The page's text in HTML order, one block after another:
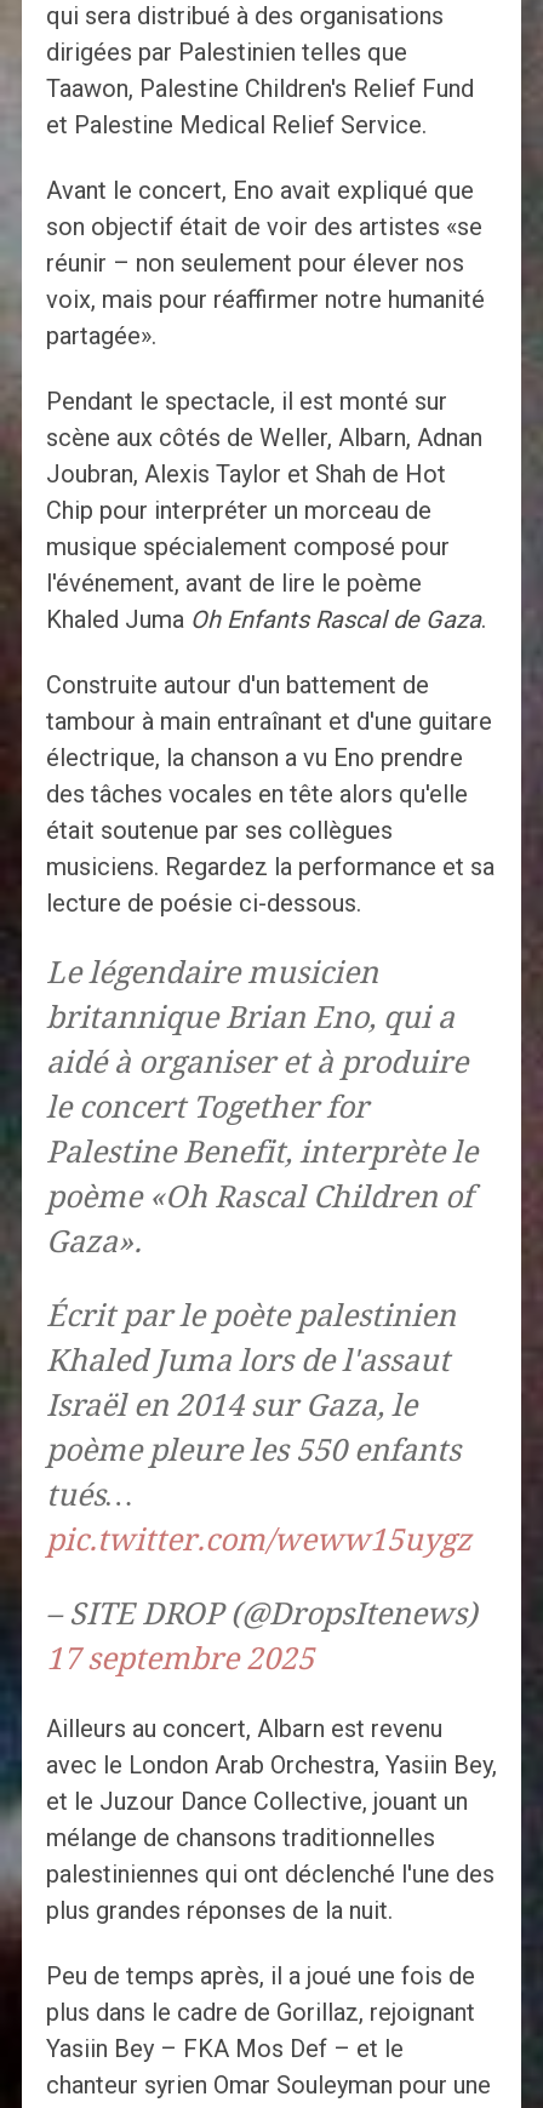
qui sera distribué à des organisations
dirigées par Palestinien telles que
Taawon, Palestine Children's Relief Fund
et Palestine Medical Relief Service.
Avant le concert, Eno avait expliqué que
son objectif était de voir des artistes «se
réunir – non seulement pour élever nos
voix, mais pour réaffirmer notre humanité
partagée».
Pendant le spectacle, il est monté sur
scène aux côtés de Weller, Albarn, Adnan
Joubran, Alexis Taylor et Shah de Hot
Chip pour interpréter un morceau de
musique spécialement composé pour
l'événement, avant de lire le poème
Khaled Juma Oh Enfants Rascal de Gaza.
Construite autour d'un battement de
tambour à main entraînant et d'une guitare
électrique, la chanson a vu Eno prendre
des tâches vocales en tête alors qu'elle
était soutenue par ses collègues
musiciens. Regardez la performance et sa
lecture de poésie ci-dessous.
Le légendaire musicien
britannique Brian Eno, qui a
aidé à organiser et à produire
le concert Together for
Palestine Benefit, interprète le
poème «Oh Rascal Children of
Gaza».
Écrit par le poète palestinien
Khaled Juma lors de l'assaut
Israël en 2014 sur Gaza, le
poème pleure les 550 enfants
tués…
pic.twitter.com/weww15uygz
– SITE DROP (@DropsItenews)
17 septembre 2025
Ailleurs au concert, Albarn est revenu
avec le London Arab Orchestra, Yasiin Bey,
et le Juzour Dance Collective, jouant un
mélange de chansons traditionnelles
palestiniennes qui ont déclenché l'une des
plus grandes réponses de la nuit.
Peu de temps après, il a joué une fois de
plus dans le cadre de Gorillaz, rejoignant
Yasiin Bey – FKA Mos Def – et le
chanteur syrien Omar Souleyman pour une